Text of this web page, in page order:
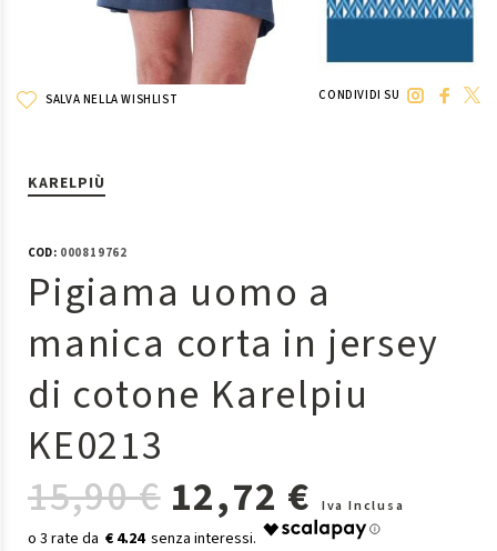
SALVA NELLA WISHLIST CONDIVIDI SU
KARELPIÙ
COD:000819762
Pigiama uomo a
manica corta in jersey
di cotone Karelpiu
KE0213
15,90 € 12,72 € Iva Inclusa
€ 4.24